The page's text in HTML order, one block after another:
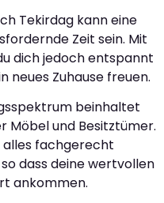
Tekirdag kann eine
Zeit sein. Mit
dich jedoch entspannt
neues Zuhause freuen.
beinhaltet
Möbel und Besitztümer.
alles fachgerecht
dass deine wertvollen
ankommen.